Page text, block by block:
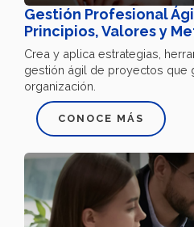
Gestión Profesional
Principios, Valores y
Crea y aplica estrategias,
gestión ágil de proyectos que
organización.
CONOCE MÁS